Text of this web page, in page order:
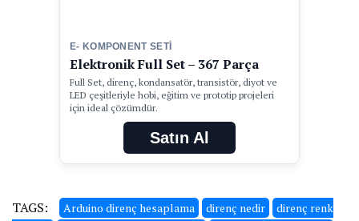
E- KOMPONENT SETI
Elektronik Full Set – 367 Parça
Full Set, direnç, kondansatör, transistör, diyot ve
LED çeşitleriyle hobi, eğitim ve prototip projeleri
için ideal çözümdür.
Satın Al
TAGS: Arduino direnç hesaplama direnç nedir
direnç renk